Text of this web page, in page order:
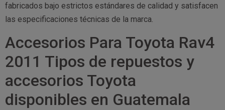
fabricados bajo estrictos estándares de calidad y satisfacen
las especificaciones técnicas de la marca.
Accesorios Para Toyota Rav4
2011 Tipos de repuestos y
accesorios Toyota
disponibles en Guatemala